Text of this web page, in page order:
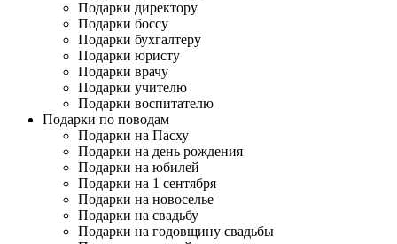
Подарки директору
Подарки боссу
Подарки бухгалтеру
Подарки юристу
Подарки врачу
Подарки учителю
Подарки воспитателю
Подарки по поводам
Подарки на Пасху
Подарки на день рождения
Подарки на юбилей
Подарки на 1 сентября
Подарки на новоселье
Подарки на свадьбу
Подарки на годовщину свадьбы